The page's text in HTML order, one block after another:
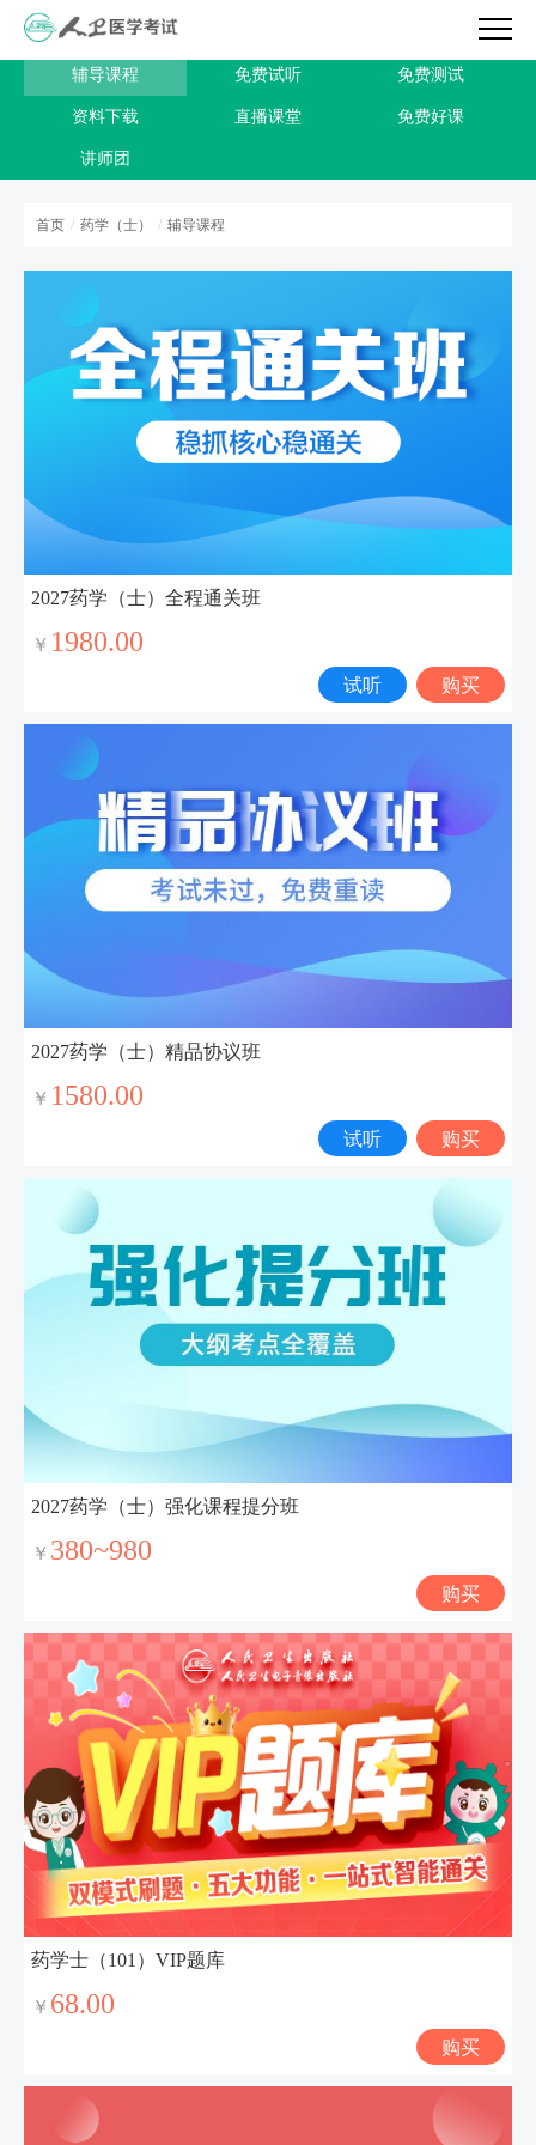
辅导课程 免费试听 免费测试
资料下载 直播课堂 免费好课
讲师团
首页 / 药学（士） / 辅导课程
2027药学（士）全程通关班
￥ 1980.00
购买
试听
2027药学（士）精品协议班
￥ 1580.00
购买
试听
2027药学（士）强化课程提分班
￥ 380~980
购买
药学士（101）VIP题库
￥ 68.00
购买